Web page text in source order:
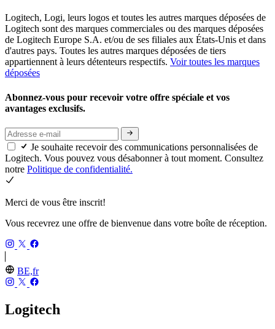
Logitech, Logi, leurs logos et toutes les autres marques déposées de
Logitech sont des marques commerciales ou des marques déposées
de Logitech Europe S.A. et/ou de ses filiales aux États-Unis et dans
d'autres pays. Toutes les autres marques déposées de tiers
appartiennent à leurs détenteurs respectifs. Voir toutes les marques
déposées
Abonnez-vous pour recevoir votre offre spéciale et vos
avantages exclusifs.
Je souhaite recevoir des communications personnalisées de
Logitech. Vous pouvez vous désabonner à tout moment. Consultez
notre Politique de confidentialité.
Merci de vous être inscrit!
Vous recevrez une offre de bienvenue dans votre boîte de réception.
BE,fr
Logitech